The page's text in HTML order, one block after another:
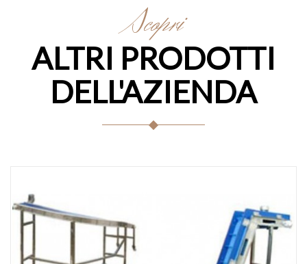
Scopri
ALTRI PRODOTTI
DELL'AZIENDA